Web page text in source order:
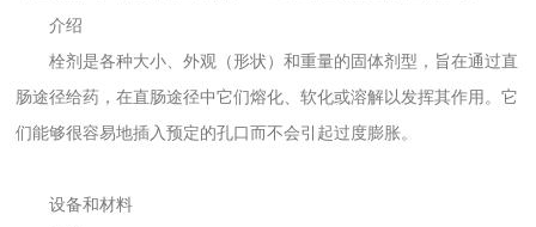
介绍
栓剂是各种大小、外观（形状）和重量的固体剂型，旨在通过直
肠途径给药，在直肠途径中它们熔化、软化或溶解以发挥其作用。它
们能够很容易地插入预定的孔口而不会引起过度膨胀。
设备和材料